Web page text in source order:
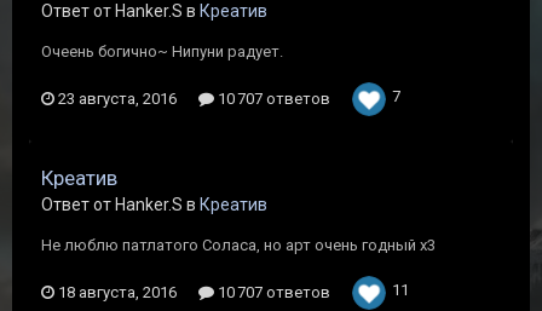
Ответ от Hanker.S в Креатив
Очеень богично~ Нипуни радует.
23 августа, 2016 10 707 ответов 7
Креатив
Ответ от Hanker.S в Креатив
Не люблю патлатого Соласа, но арт очень годный х3
18 августа, 2016 10 707 ответов 11